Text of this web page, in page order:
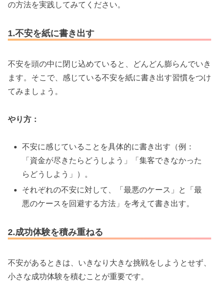
の方法を実践してみてください。
1.不安を紙に書き出す
不安を頭の中に閉じ込めていると、どんどん膨らんでいき
ます。そこで、感じている不安を紙に書き出す習慣をつけ
てみましょう。
やり方：
不安に感じていることを具体的に書き出す（例：
「資金が尽きたらどうしよう」「集客できなかった
らどうしよう」）。
それぞれの不安に対して、「最悪のケース」と「最
悪のケースを回避する方法」を考えて書き出す。
2.成功体験を積み重ねる
不安があるときは、いきなり大きな挑戦をしようとせず、
小さな成功体験を積むことが重要です。